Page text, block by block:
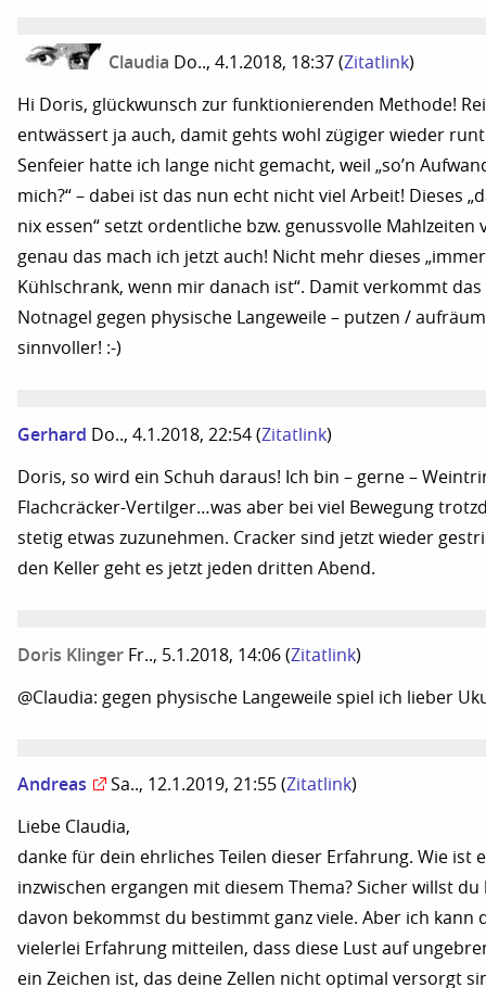
Claudia Do.., 4.1.2018, 18:37 (Zitatlink)
Hi Doris, glückwunsch zur funktionierenden Methode!
entwässert ja auch, damit gehts wohl zügiger wieder
Senfeier hatte ich lange nicht gemacht, weil „so’n
mich?“ – dabei ist das nun echt nicht viel Arbeit! Dieses
nix essen“ setzt ordentliche bzw. genussvolle Mahlzeiten
genau das mach ich jetzt auch! Nicht mehr dieses
Kühlschrank, wenn mir danach ist“. Damit verkommt das
Notnagel gegen physische Langeweile – putzen /
sinnvoller! :-)
Gerhard Do.., 4.1.2018, 22:54 (Zitatlink)
Doris, so wird ein Schuh daraus! Ich bin – gerne –
Flachcräcker-Vertilger…was aber bei viel Bewegung
stetig etwas zuzunehmen. Cracker sind jetzt wieder
den Keller geht es jetzt jeden dritten Abend.
Doris Klinger Fr.., 5.1.2018, 14:06 (Zitatlink)
@Claudia: gegen physische Langeweile spiel ich lieber
Andreas Sa.., 12.1.2019, 21:55 (Zitatlink)
Liebe Claudia,
danke für dein ehrliches Teilen dieser Erfahrung. Wie ist
inzwischen ergangen mit diesem Thema? Sicher willst du
davon bekommst du bestimmt ganz viele. Aber ich kann
vielerlei Erfahrung mitteilen, dass diese Lust auf
ein Zeichen ist, das deine Zellen nicht optimal versorgt